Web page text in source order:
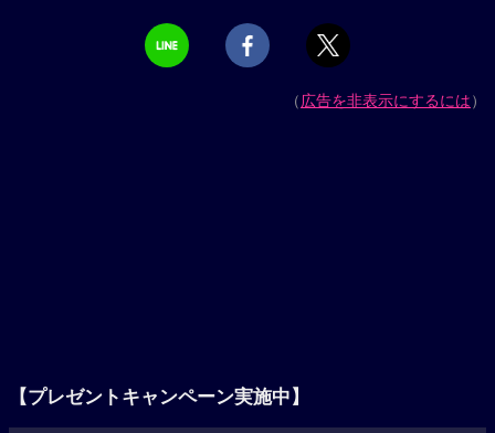
（広告を非表示にするには）
【プレゼントキャンペーン実施中】